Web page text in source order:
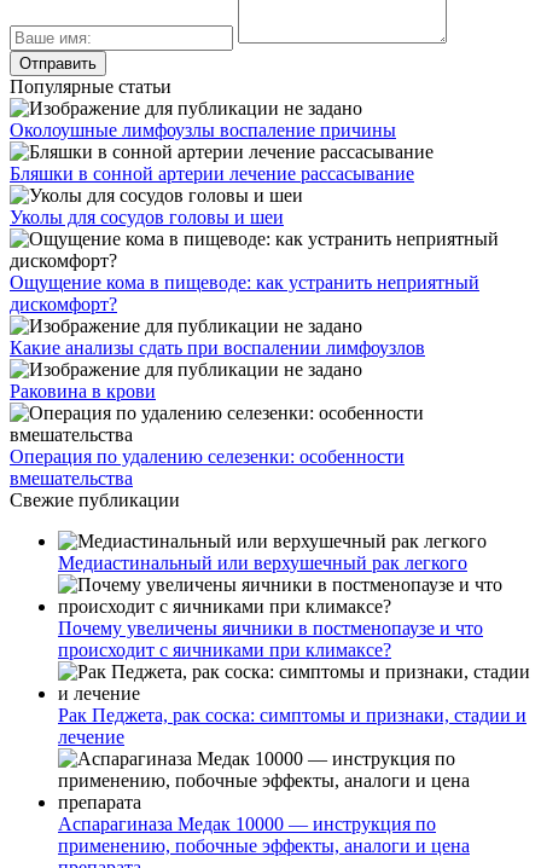
Популярные статьи
Околоушные лимфоузлы воспаление причины
Бляшки в сонной артерии лечение рассасывание
Уколы для сосудов головы и шеи
Ощущение кома в пищеводе: как устранить неприятный
дискомфорт?
Какие анализы сдать при воспалении лимфоузлов
Раковина в крови
Операция по удалению селезенки: особенности
вмешательства
Свежие публикации
Медиастинальный или верхушечный рак легкого
Почему увеличены яичники в постменопаузе и что
происходит с яичниками при климаксе?
Рак Педжета, рак соска: симптомы и признаки, стадии и
лечение
Аспарагиназа Медак 10000 — инструкция по
применению, побочные эффекты, аналоги и цена